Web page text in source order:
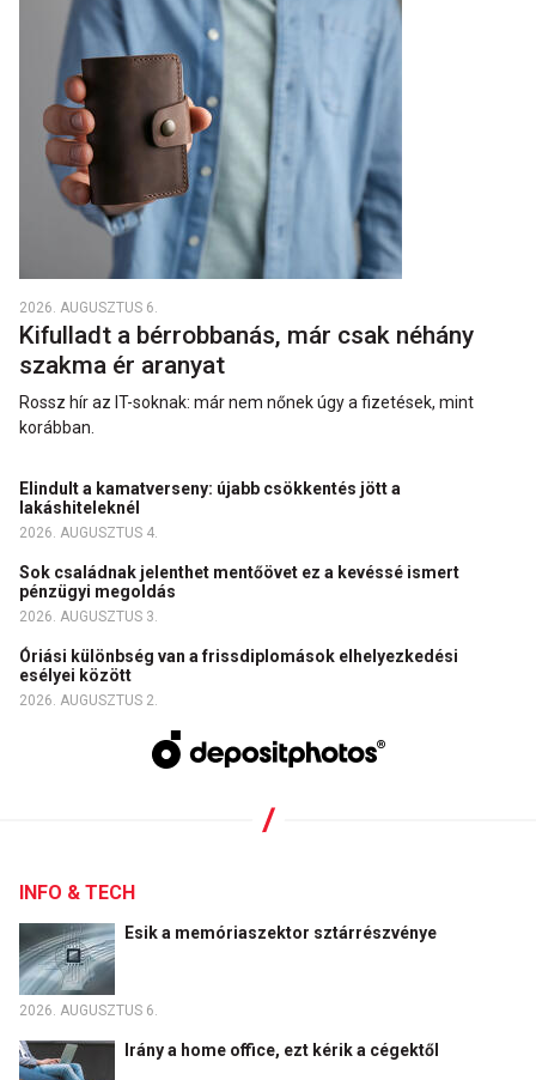
2026. AUGUSZTUS 6.
Kifulladt a bérrobbanás, már csak néhány
szakma ér aranyat
Rossz hír az IT-soknak: már nem nőnek úgy a fizetések, mint
korábban.
Elindult a kamatverseny: újabb csökkentés jött a
lakáshiteleknél
2026. AUGUSZTUS 4.
Sok családnak jelenthet mentőövet ez a kevéssé ismert
pénzügyi megoldás
2026. AUGUSZTUS 3.
Óriási különbség van a frissdiplomások elhelyezkedési
esélyei között
2026. AUGUSZTUS 2.
INFO & TECH
Esik a memóriaszektor sztárrészvénye
2026. AUGUSZTUS 6.
Irány a home office, ezt kérik a cégektől